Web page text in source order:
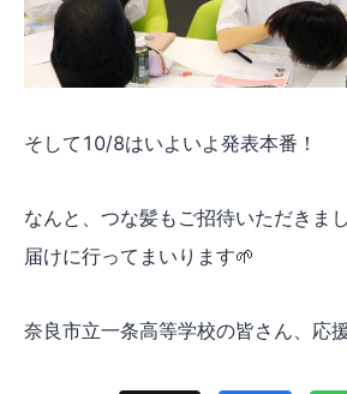
そして10/8はいよいよ発表本番！
なんと、つな髪もご招待いただきま
届けに行ってまいります🌱
奈良市立一条高等学校の皆さん、応